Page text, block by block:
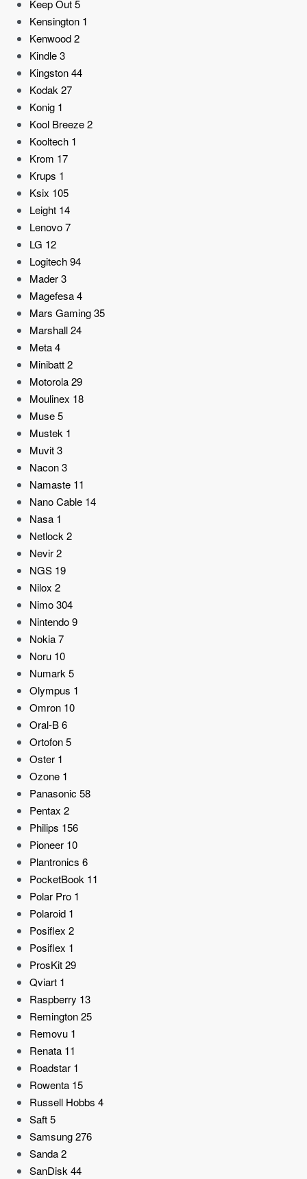
Keep Out5
Kensington 1
Kenwood2
Kindle3
Kingston44
Kodak27
Konig 1
Kool Breeze2
Kooltech 1
Krom 17
Krups 1
Ksix 105
Leight 14
Lenovo7
LG 12
Logitech94
Mader3
Magefesa4
Mars Gaming35
Marshall24
Meta4
Minibatt2
Motorola29
Moulinex 18
Muse5
Mustek 1
Muvit3
Nacon3
Namaste 11
Nano Cable 14
Nasa 1
Netlock2
Nevir2
NGS 19
Nilox 2
Nimo304
Nintendo9
Nokia7
Noru 10
Numark5
Olympus 1
Omron 10
Oral-B6
Ortofon5
Oster 1
Ozone 1
Panasonic 58
Pentax 2
Philips 156
Pioneer 10
Plantronics 6
PocketBook 11
Polar Pro 1
Polaroid 1
Posiflex 2
Posiflex 1
ProsKit29
Qviart 1
Raspberry 13
Remington25
Removu 1
Renata 11
Roadstar 1
Rowenta 15
Russell Hobbs 4
Saft5
Samsung276
Sanda2
SanDisk44